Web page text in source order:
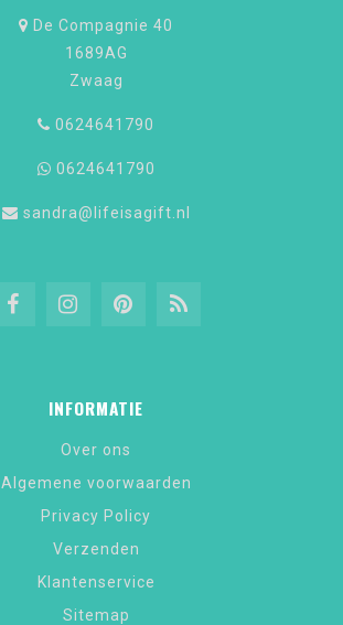
De Compagnie 40
1689AG
Zwaag
0624641790
0624641790
sandra@lifeisagift.nl
INFORMATIE
Over ons
Algemene voorwaarden
Privacy Policy
Verzenden
Klantenservice
Sitemap